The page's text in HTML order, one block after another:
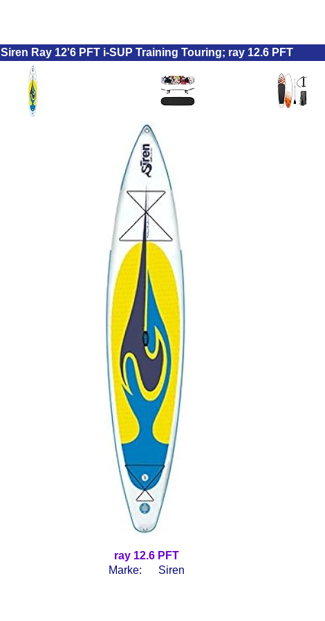
Siren Ray 12'6 PFT i-SUP Training Touring; ray 12.6 PFT
ray 12.6 PFT
Marke:
Siren